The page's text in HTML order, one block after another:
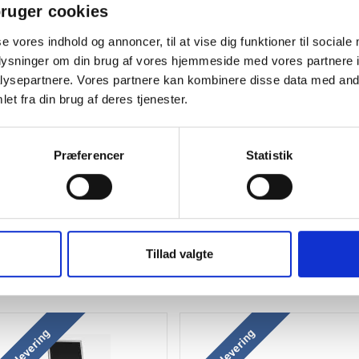
cookies
vores indhold og annoncer, til at vise dig funktioner til sociale
om din brug af vores hjemmeside med vores partnere
Vores partnere kan kombinere disse data med
fra din brug af deres tjenester.
Præferencer Statistik
Tillad valgte